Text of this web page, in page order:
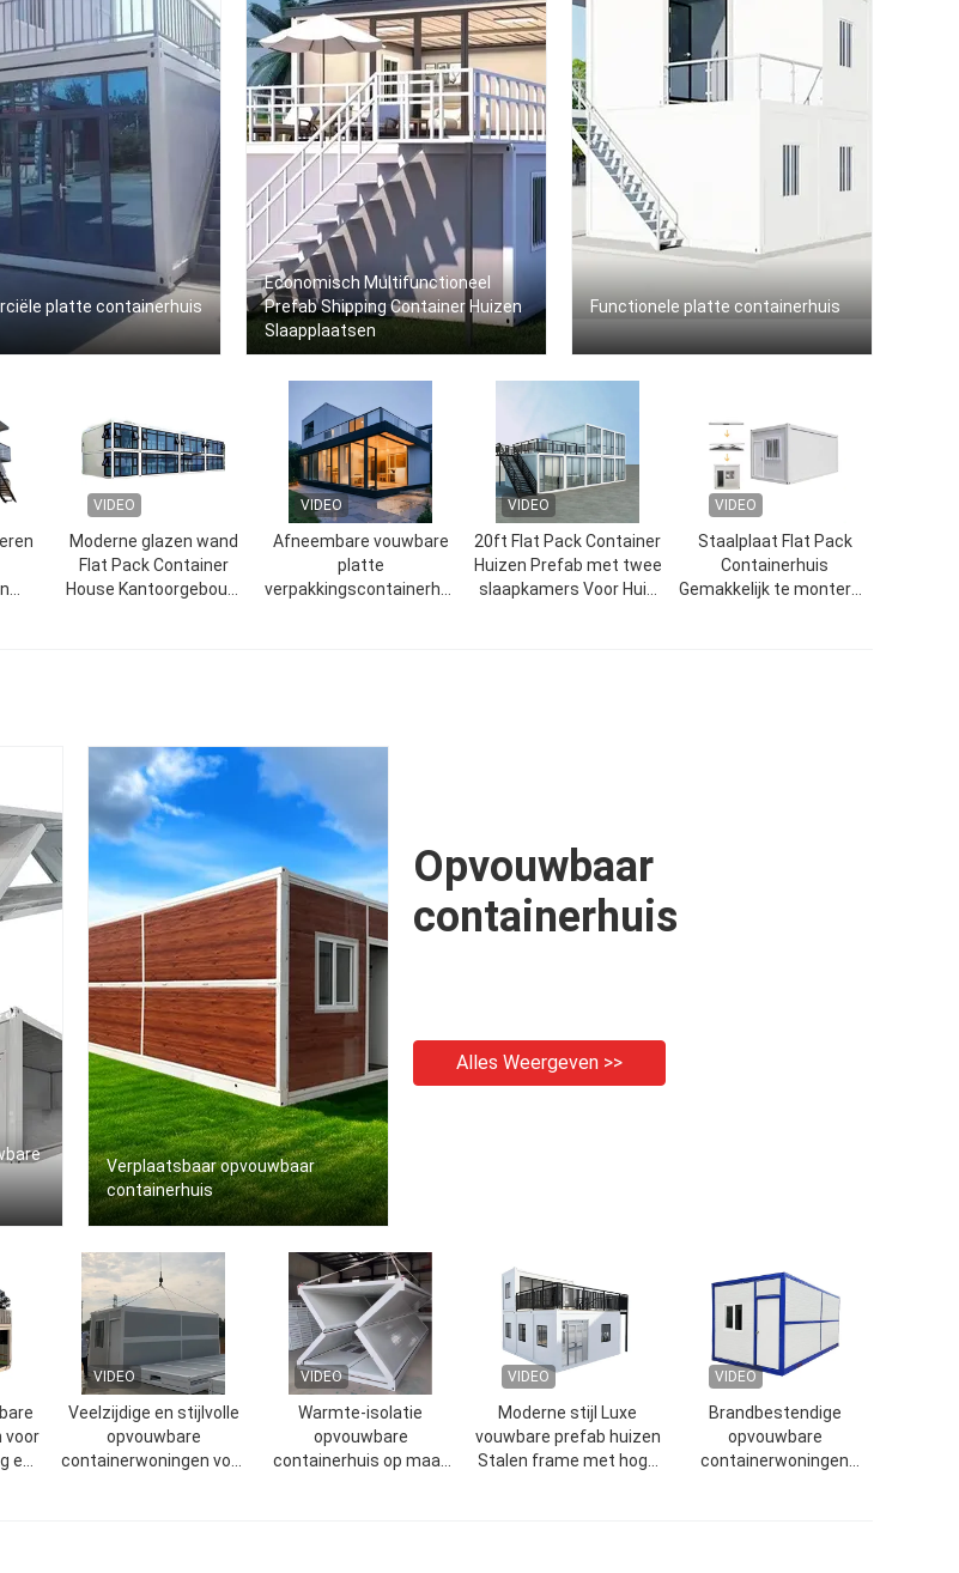
platte containerhuis
Economisch Multifunctioneel
Prefab Shipping Container Huizen
Slaapplaatsen
Functionele platte containerhuis
VIDEO
Moderne glazen wand
Flat Pack Container
House Kantoorgebouw
VIDEO
Afneembare vouwbare
platte
verpakkingscontainerhuis
VIDEO
20ft Flat Pack Container
Huizen Prefab met twee
slaapkamers Voor Huis
VIDEO
Staalplaat Flat Pack
Containerhuis
Gemakkelijk te monteren
Verplaatsbaar opvouwbaar
containerhuis
Opvouwbaar
containerhuis
Alles Weergeven >>
voor
en
VIDEO
Veelzijdige en stijlvolle
opvouwbare
containerwoningen voor
VIDEO
Warmte-isolatie
opvouwbare
containerhuis op maat
VIDEO
Moderne stijl Luxe
vouwbare prefab huizen
Stalen frame met hoge
VIDEO
Brandbestendige
opvouwbare
containerwoningen